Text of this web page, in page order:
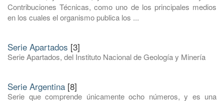
Contribuciones Técnicas, como uno de los principales medios
en los cuales el organismo publica los ...
Serie Apartados [3]
Serie Apartados, del Instituto Nacional de Geología y Minería
Serie Argentina [8]
Serie que comprende únicamente ocho números, y es una